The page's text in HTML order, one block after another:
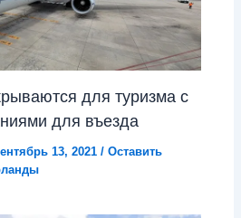
для туризма с
для въезда
13, 2021/Оставить